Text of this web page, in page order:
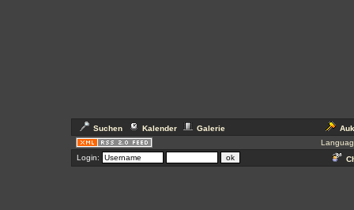
Suchen Kalender Galerie
Login: